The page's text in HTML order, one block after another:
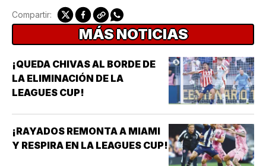
Compartir:
MÁS NOTICIAS
¡QUEDA CHIVAS AL BORDE DE
LA ELIMINACIÓN DE LA
LEAGUES CUP!
¡RAYADOS REMONTA A MIAMI
Y RESPIRA EN LA LEAGUES CUP!